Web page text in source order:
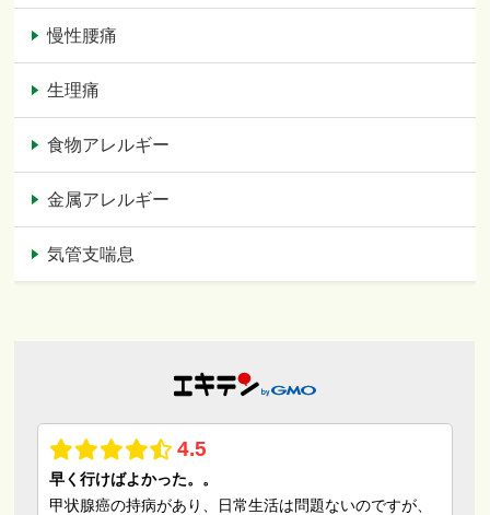
慢性腰痛
生理痛
食物アレルギー
金属アレルギー
気管支喘息